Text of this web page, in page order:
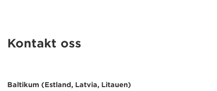
Kontakt oss
Baltikum (Estland, Latvia, Litauen)